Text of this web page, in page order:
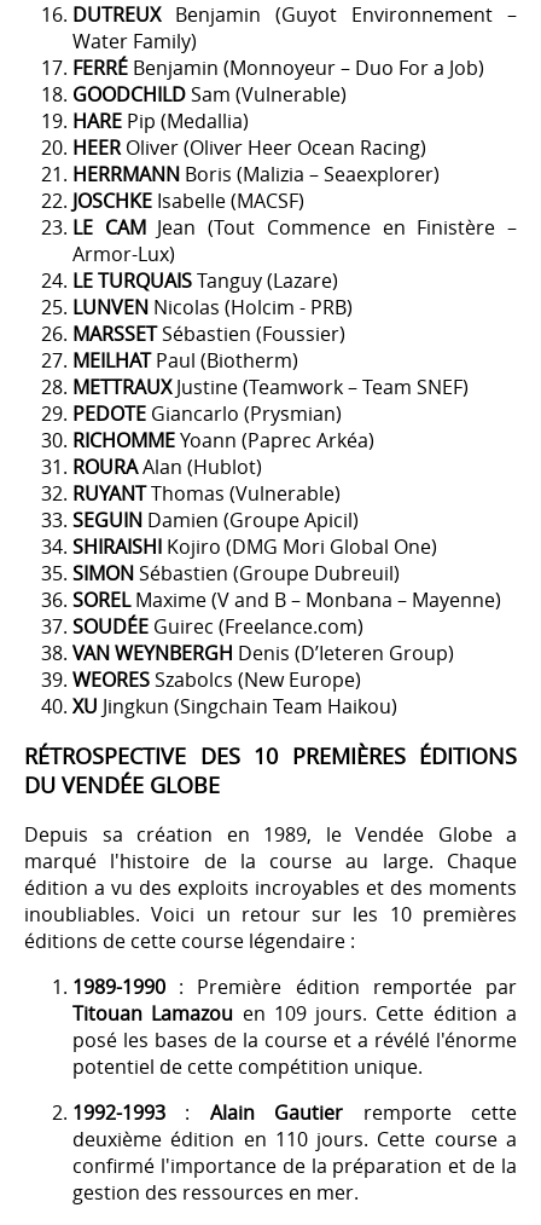
DUTREUXBenjamin (Guyot Environnement –
Water Family)
FERRÉ Benjamin (Monnoyeur – Duo For a Job)
GOODCHILDSam (Vulnerable)
HARE Pip (Medallia)
HEEROliver (Oliver Heer Ocean Racing)
HERRMANN Boris (Malizia – Seaexplorer)
JOSCHKE Isabelle (MACSF)
LE CAMJean (Tout Commence en Finistère –
Armor-Lux)
LE TURQUAISTanguy (Lazare)
LUNVEN Nicolas (Holcim - PRB)
MARSSETSébastien (Foussier)
MEILHATPaul (Biotherm)
METTRAUXJustine (Teamwork – Team SNEF)
PEDOTE Giancarlo (Prysmian)
RICHOMMEYoann (Paprec Arkéa)
ROURAAlan (Hublot)
RUYANTThomas (Vulnerable)
SEGUIN Damien (Groupe Apicil)
SHIRAISHI Kojiro (DMG Mori Global One)
SIMONSébastien (Groupe Dubreuil)
SORELMaxime (V and B – Monbana – Mayenne)
SOUDÉE Guirec (Freelance.com)
VAN WEYNBERGH Denis (D’Ieteren Group)
WEORESSzabolcs (New Europe)
XU Jingkun (Singchain Team Haikou)
RÉTROSPECTIVE DES 10 PREMIÈRES ÉDITIONS
DU VENDÉE GLOBE
Depuis sa création en 1989, le Vendée Globe a
marqué l'histoire de la course au large. Chaque
édition a vu des exploits incroyables et des moments
inoubliables. Voici un retour sur les 10 premières
éditions de cette course légendaire :
1989-1990 : Première édition remportée par
Titouan Lamazou en 109 jours. Cette édition a
posé les bases de la course et a révélé l'énorme
potentiel de cette compétition unique.
1992-1993 : Alain Gautier remporte cette
deuxième édition en 110 jours. Cette course a
confirmé l'importance de la préparation et de la
gestion des ressources en mer.